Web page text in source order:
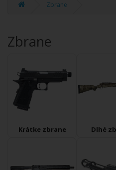
Zbrane
Zbrane
Krátke zbrane Dlhé